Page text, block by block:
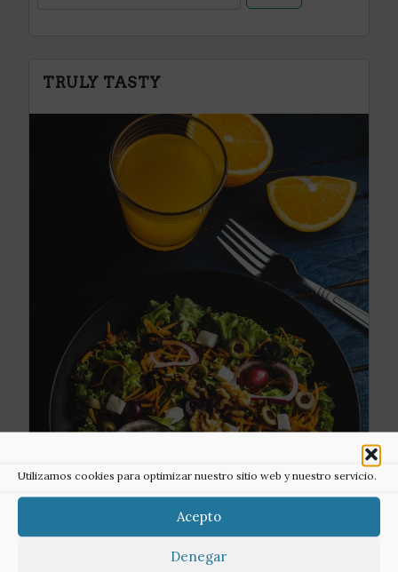
Utilizamos cookies para optimizar nuestro sitio web y nuestro servicio.
Acepto
Denegar
TRULY TASTY